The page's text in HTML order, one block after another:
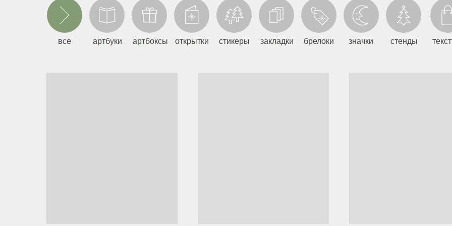
артбуки артбоксы открытки стикеры закладки брелоки значки стенды
все